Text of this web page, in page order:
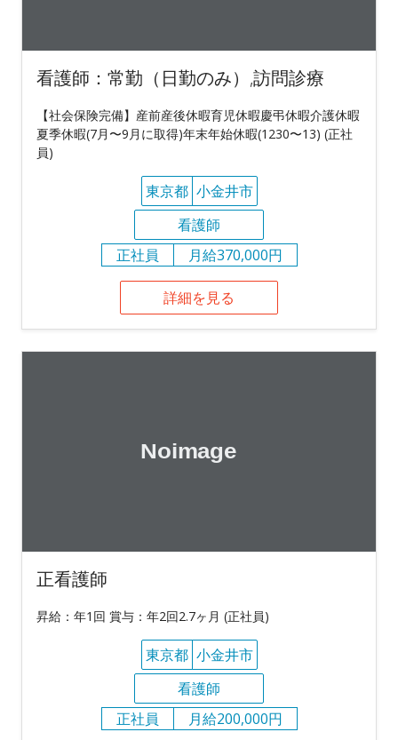
看護師：常勤（日勤のみ）,訪問診療
【社会保険完備】産前産後休暇育児休暇慶弔休暇介護休暇
夏季休暇(7月〜9月に取得)年末年始休暇(1230〜13) (正社
員)
東京都 小金井市
看護師
正社員
月給370,000円
詳細を見る
正看護師
昇給：年1回 賞与：年2回2.7ヶ月 (正社員)
東京都 小金井市
看護師
正社員
月給200,000円